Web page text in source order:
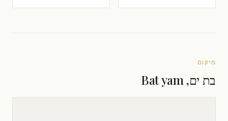
מיקום
בת ים, Bat yam